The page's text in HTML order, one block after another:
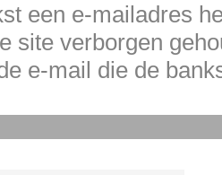
een e-mailadres
site verborgen
e-mail die de